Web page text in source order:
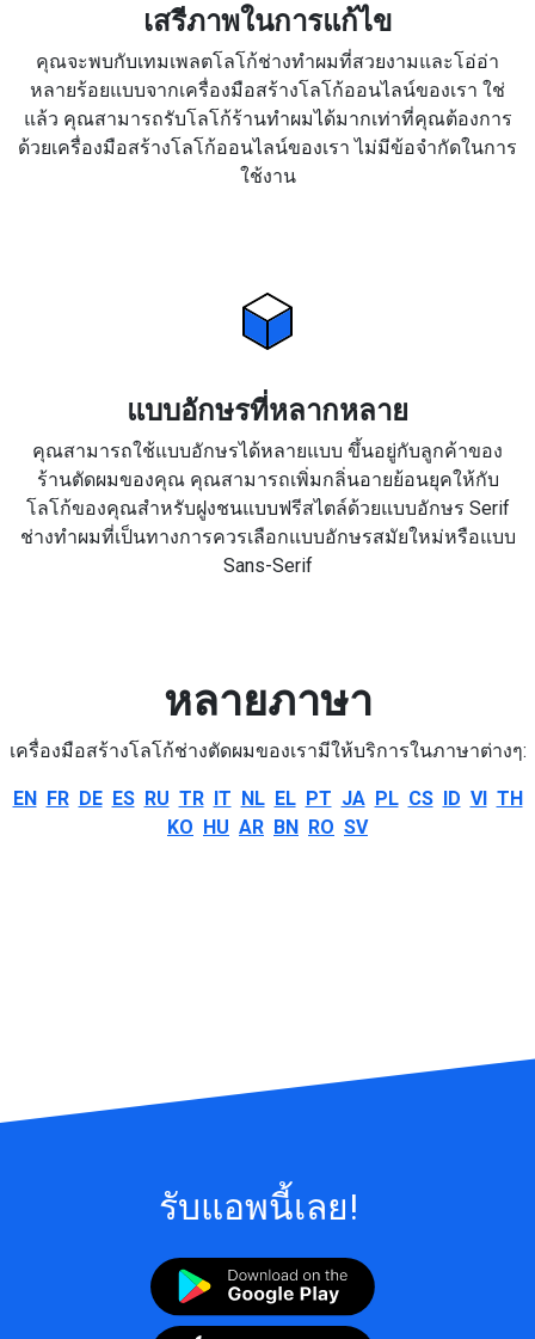
เสรีภาพในการแก้ไข
คุณจะพบกับเทมเพลตโลโก้ช่างทำผมที่สวยงามและโอ่อ่า
หลายร้อยแบบจากเครื่องมือสร้างโลโก้ออนไลน์ของเรา ใช่
แล้ว คุณสามารถรับโลโก้ร้านทำผมได้มากเท่าที่คุณต้องการ
ด้วยเครื่องมือสร้างโลโก้ออนไลน์ของเรา ไม่มีข้อจำกัดในการ
ใช้งาน
แบบอักษรที่หลากหลาย
คุณสามารถใช้แบบอักษรได้หลายแบบ ขึ้นอยู่กับลูกค้าของ
ร้านตัดผมของคุณ คุณสามารถเพิ่มกลิ่นอายย้อนยุคให้กับ
โลโก้ของคุณสำหรับฝูงชนแบบฟรีสไตล์ด้วยแบบอักษร Serif
ช่างทำผมที่เป็นทางการควรเลือกแบบอักษรสมัยใหม่หรือแบบ
Sans-Serif
หลายภาษา
เครื่องมือสร้างโลโก้ช่างตัดผมของเรามีให้บริการในภาษาต่างๆ:
EN FR DE ES RU TR IT NL EL PT JA PL CS ID VI TH
KO HU AR BN RO SV
รับแอพนี้เลย!